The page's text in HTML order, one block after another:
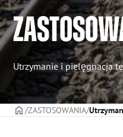
Utrzymanie i pielęgnacja
STRONA TYTUŁOWA
ZASTOSOWANIA